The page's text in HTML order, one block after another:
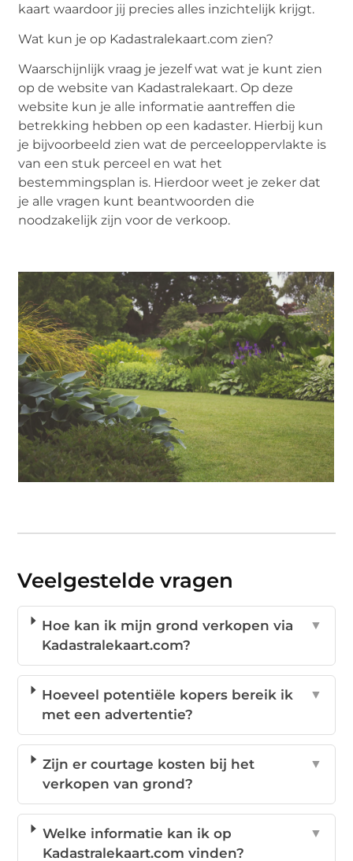
kaart waardoor jij precies alles inzichtelijk krijgt.
Wat kun je op Kadastralekaart.com zien?
Waarschijnlijk vraag je jezelf wat wat je kunt zien
op de website van Kadastralekaart. Op deze
website kun je alle informatie aantreffen die
betrekking hebben op een kadaster. Hierbij kun
je bijvoorbeeld zien wat de perceeloppervlakte is
van een stuk perceel en wat het
bestemmingsplan is. Hierdoor weet je zeker dat
je alle vragen kunt beantwoorden die
noodzakelijk zijn voor de verkoop.
Veelgestelde vragen
Hoe kan ik mijn grond verkopen via
Kadastralekaart.com?
▼
Hoeveel potentiële kopers bereik ik
met een advertentie?
▼
Zijn er courtage kosten bij het
verkopen van grond?
▼
Welke informatie kan ik op
Kadastralekaart.com vinden?
▼